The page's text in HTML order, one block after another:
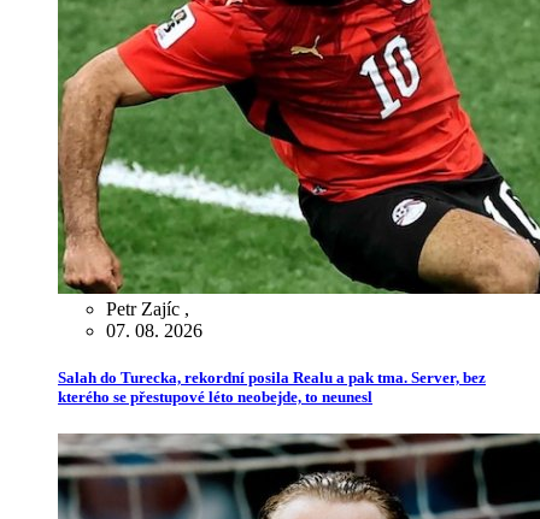
Petr Zajíc ,
07. 08. 2026
Salah do Turecka, rekordní posila Realu a pak tma. Server, bez
kterého se přestupové léto neobejde, to neunesl